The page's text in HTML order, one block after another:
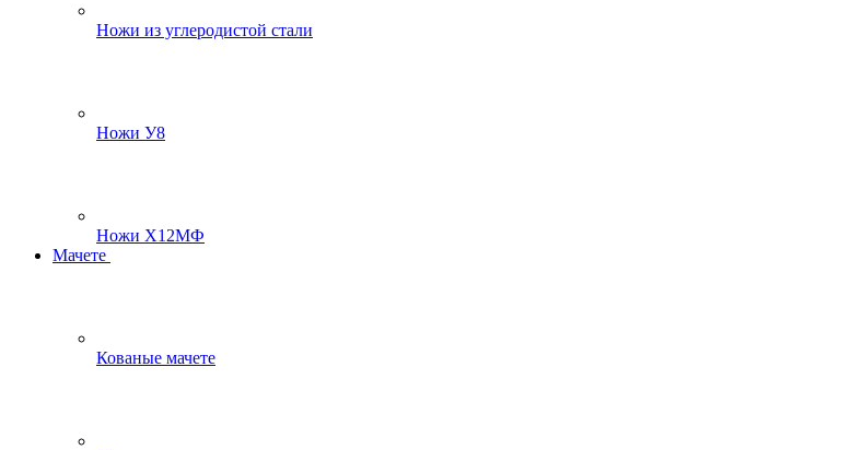
Ножи из углеродистой стали
Ножи У8
Ножи Х12МФ
Мачете
Кованые мачете